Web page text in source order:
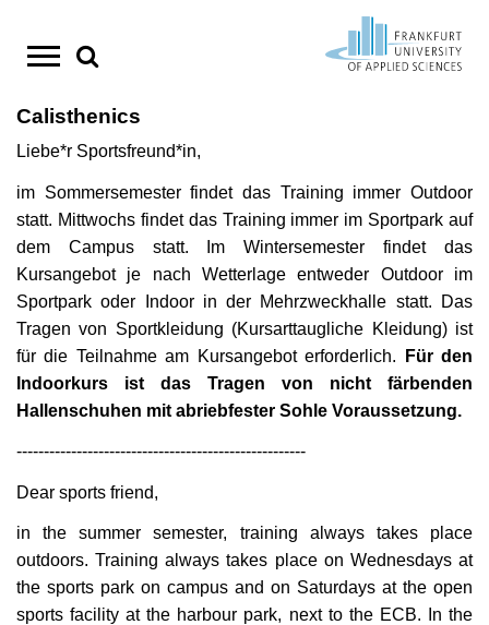
springen
Studium
Studienstart Erstsemester
Info-Center
Studiengänge im Überblick
Bachelor-Studiengänge
Master-Studiengänge
Duale Studiengänge
Internationale Zulassung
Beratungsangebote
Studienbüro
StudyCompass - Beratungs- und
Unterstützungsangebote
Termine & Aktuelles
Studienwahl
Einschreibung
Studienvorbereitung
Studienstart
Studienverlauf
Über StudyCompass
Forschung / Einstieg
Forschungsschwerpunkte
Kompetenzzentren
Forschen in Europa
Forschungsbericht
Forschungsdatenmanagement
Promotionsförderung
Ansprechpersonen
Wissens- und Technologietransfer
Transferstrategie
Kooperationen
Transferprojekte
Existenzgründung
HoST
CampusSport
Sportprogramm im Sommersemester
Wettkampfsport
Ferienprogramm
Aktuelles
Amtliche Mitteilungen
Cannabis und Alkohol auf dem Campus
Deutschlandstipendium
Essen und Trinken am Campus
Hochschulpreis für Exzellenz in der Lehre
Lageplan und Anfahrt
Pressemitteilungen
Semestertermine
Stellenangebote der Frankfurt UAS
Suche
Personensuche
Calisthenics
Liebe*r Sportsfreund*in,
im Sommersemester findet das Training immer Outdoor
statt. Mittwochs findet das Training immer im Sportpark auf
dem Campus statt. Im Wintersemester findet das
Kursangebot je nach Wetterlage entweder Outdoor im
Sportpark oder Indoor in der Mehrzweckhalle statt. Das
Tragen von Sportkleidung (Kursarttaugliche Kleidung) ist
für die Teilnahme am Kursangebot erforderlich.
Für den
Indoorkurs ist das Tragen von nicht färbenden
Hallenschuhen mit abriebfester Sohle Voraussetzung.
-----------------------------------------------------
Dear sports friend,
in the summer semester, training always takes place
outdoors. Training always takes place on Wednesdays at
the sports park on campus and on Saturdays at the open
sports facility at the harbour park, next to the ECB. In the